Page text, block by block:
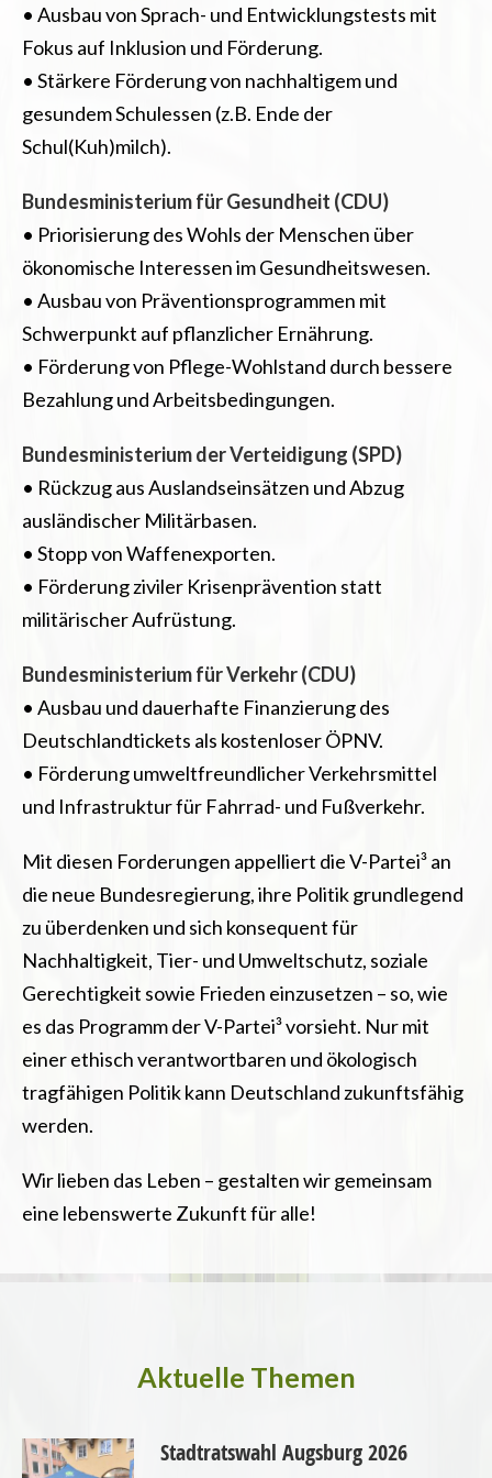
• Ausbau von Sprach- und Entwicklungstests mit
Fokus auf Inklusion und Förderung.
• Stärkere Förderung von nachhaltigem und
gesundem Schulessen (z.B. Ende der
Schul(Kuh)milch).
Bundesministerium für Gesundheit (CDU)
• Priorisierung des Wohls der Menschen über
ökonomische Interessen im Gesundheitswesen.
• Ausbau von Präventionsprogrammen mit
Schwerpunkt auf pflanzlicher Ernährung.
• Förderung von Pflege-Wohlstand durch bessere
Bezahlung und Arbeitsbedingungen.
Bundesministerium der Verteidigung (SPD)
• Rückzug aus Auslandseinsätzen und Abzug
ausländischer Militärbasen.
• Stopp von Waffenexporten.
• Förderung ziviler Krisenprävention statt
militärischer Aufrüstung.
Bundesministerium für Verkehr (CDU)
• Ausbau und dauerhafte Finanzierung des
Deutschlandtickets als kostenloser ÖPNV.
• Förderung umweltfreundlicher Verkehrsmittel
und Infrastruktur für Fahrrad- und Fußverkehr.
Mit diesen Forderungen appelliert die V-Partei³ an
die neue Bundesregierung, ihre Politik grundlegend
zu überdenken und sich konsequent für
Nachhaltigkeit, Tier- und Umweltschutz, soziale
Gerechtigkeit sowie Frieden einzusetzen – so, wie
es das Programm der V-Partei³ vorsieht. Nur mit
einer ethisch verantwortbaren und ökologisch
tragfähigen Politik kann Deutschland zukunftsfähig
werden.
Wir lieben das Leben – gestalten wir gemeinsam
eine lebenswerte Zukunft für alle!
Aktuelle Themen
Stadtratswahl Augsburg 2026